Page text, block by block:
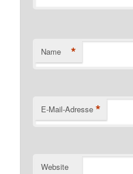
Name *
E-Mail-Adresse *
Website